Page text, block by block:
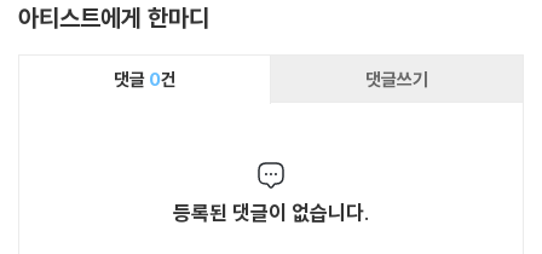
아티스트에게 한마디
댓글 0건 댓글쓰기
등록된 댓글이 없습니다.